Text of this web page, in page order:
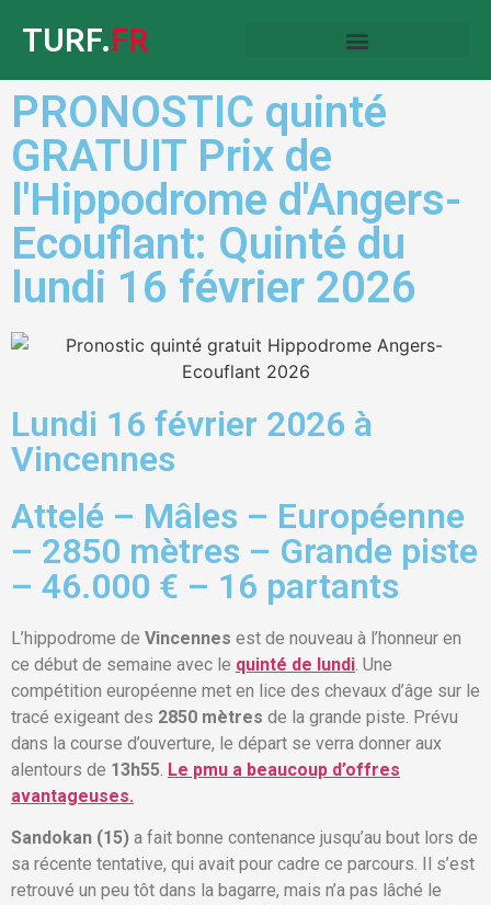
TURF.FR
PRONOSTIC quinté
GRATUIT Prix de
l'Hippodrome d'Angers-
Ecouflant: Quinté du
lundi 16 février 2026
Lundi 16 février 2026 à
Vincennes
Attelé – Mâles – Européenne
– 2850 mètres – Grande piste
– 46.000 € – 16 partants
L’hippodrome de Vincennes est de nouveau à l’honneur en
ce début de semaine avec le quinté de lundi. Une
compétition européenne met en lice des chevaux d’âge sur le
tracé exigeant des 2850 mètres de la grande piste. Prévu
dans la course d’ouverture, le départ se verra donner aux
alentours de 13h55. Le pmu a beaucoup d’offres
avantageuses.
Sandokan (15) a fait bonne contenance jusqu’au bout lors de
sa récente tentative, qui avait pour cadre ce parcours. Il s’est
retrouvé un peu tôt dans la bagarre, mais n’a pas lâché le